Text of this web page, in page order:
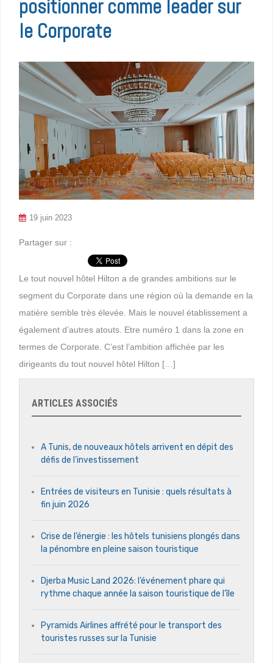
positionner comme leader sur
le Corporate
19 juin 2023
Partager sur :
Le tout nouvel hôtel Hilton a de grandes ambitions sur le
segment du Corporate dans une région où la demande en la
matière semble très élevée. Mais le nouvel établissement a
également d’autres atouts. Etre numéro 1 dans la zone en
termes de Corporate. C’est l’ambition affichée par les
dirigeants du tout nouvel hôtel Hilton […]
ARTICLES ASSOCIÉS
A Tunis, de nouveaux hôtels arrivent en dépit des
défis de l’investissement
Entrées de visiteurs en Tunisie : quels résultats à
fin juin 2026
Crise de l’énergie : les hôtels tunisiens plongés dans
la pénombre en pleine saison touristique
Djerba Music Land 2026: l’événement phare qui
rythme chaque année la saison touristique de l’île
Pyramids Airlines affrété pour le transport des
touristes russes sur la Tunisie